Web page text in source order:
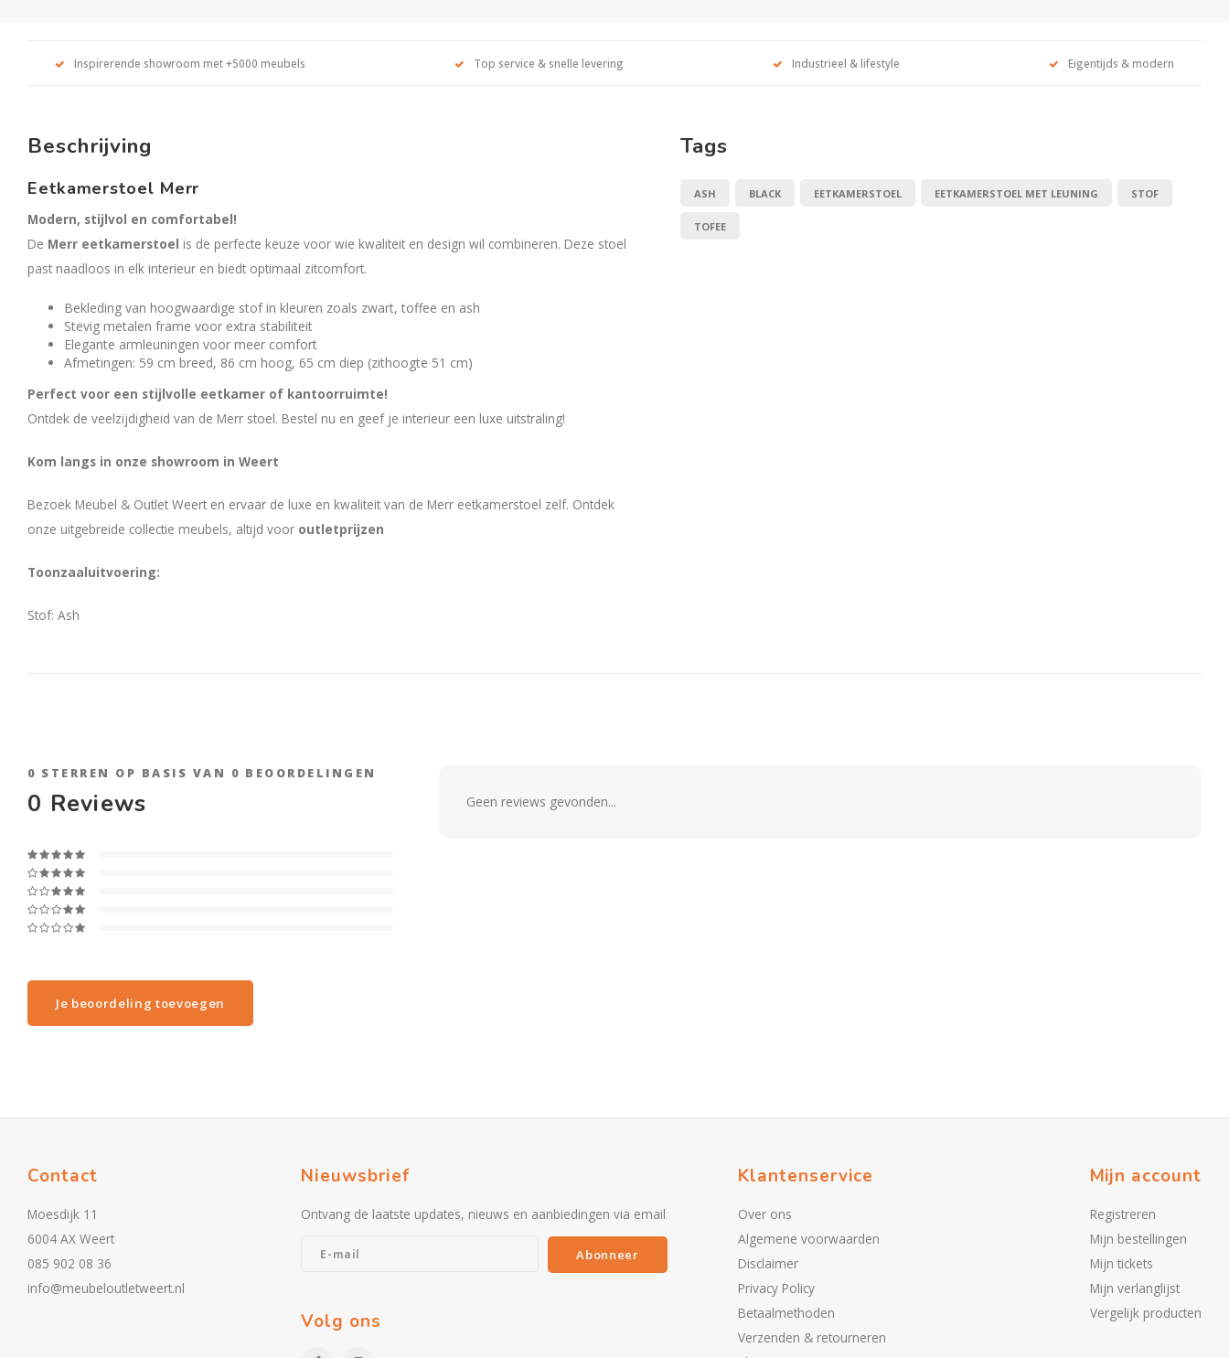
Inspirerende showroom met +5000 meubels Top service & snelle levering Industrieel & lifestyle Eigentijds & modern
Beschrijving
Eetkamerstoel Merr
Modern, stijlvol en comfortabel!
De Merr eetkamerstoel is de perfecte keuze voor wie kwaliteit en design wil combineren. Deze stoel
past naadloos in elk interieur en biedt optimaal zitcomfort.
Bekleding van hoogwaardige stof in kleuren zoals zwart, toffee en ash
Stevig metalen frame voor extra stabiliteit
Elegante armleuningen voor meer comfort
Afmetingen: 59 cm breed, 86 cm hoog, 65 cm diep (zithoogte 51 cm)
Perfect voor een stijlvolle eetkamer of kantoorruimte!
Ontdek de veelzijdigheid van de Merr stoel. Bestel nu en geef je interieur een luxe uitstraling!
Kom langs in onze showroom in Weert
Bezoek Meubel & Outlet Weert en ervaar de luxe en kwaliteit van de Merr eetkamerstoel zelf. Ontdek
onze uitgebreide collectie meubels, altijd voor outletprijzen
Toonzaaluitvoering:
Stof: Ash
Tags
ASH BLACK EETKAMERSTOEL EETKAMERSTOEL MET LEUNING STOF
TOFEE
0 STERREN OP BASIS VAN 0 BEOORDELINGEN
0 Reviews
Je beoordeling toevoegen
Geen reviews gevonden...
Contact
Moesdijk 11
6004 AX Weert
085 902 08 36
info@meubeloutletweert.nl
Nieuwsbrief
Ontvang de laatste updates, nieuws en aanbiedingen via email
Abonneer
Volg ons
Klantenservice
Over ons
Algemene voorwaarden
Disclaimer
Privacy Policy
Betaalmethoden
Verzenden & retourneren
Mijn account
Registreren
Mijn bestellingen
Mijn tickets
Mijn verlanglijst
Vergelijk producten